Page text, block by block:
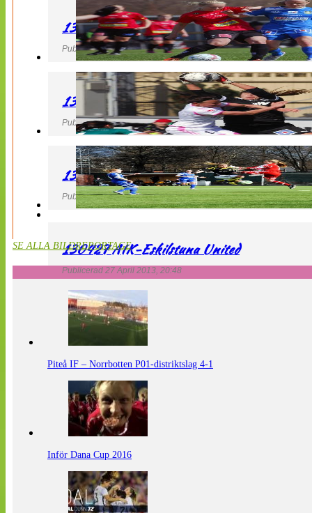
130427 LB 07 – QBIK
Publicerad 27 April 2013, 22:40
130427 IF Limhamn Bunkeflo – QBIK
Publicerad 27 April 2013, 21:10
130427 LdB FC Malmö – Mallbackens IF
Publicerad 27 April 2013, 20:54
130427 AIK-Eskilstuna United
Publicerad 27 April 2013, 20:48
SE ALLA BILDREPORTAGE
Piteå IF – Norrbotten P01-distriktslag 4-1
Inför Dana Cup 2016